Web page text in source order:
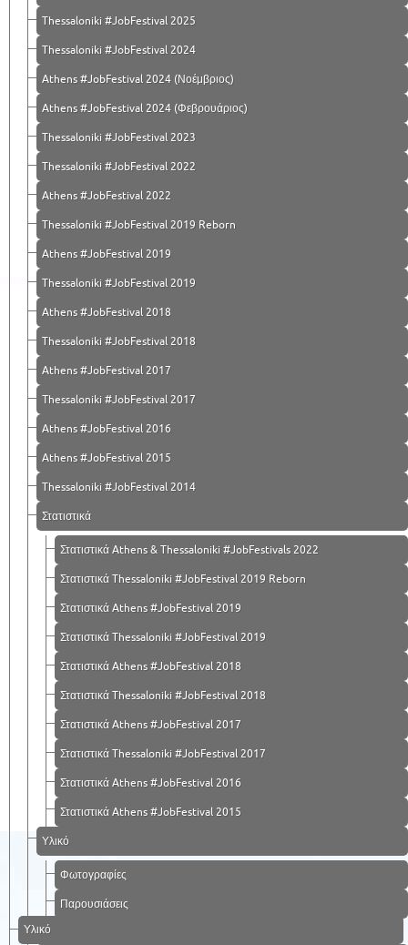
Thessaloniki #JobFestival 2025
Thessaloniki #JobFestival 2024
Athens #JobFestival 2024 (Νοέμβριος)
Athens #JobFestival 2024 (Φεβρουάριος)
Thessaloniki #JobFestival 2023
Thessaloniki #JobFestival 2022
Athens #JobFestival 2022
Thessaloniki #JobFestival 2019 Reborn
Athens #JobFestival 2019
Thessaloniki #JobFestival 2019
Athens #JobFestival 2018
Thessaloniki #JobFestival 2018
Athens #JobFestival 2017
Τhessaloniki #JobFestival 2017
Athens #JobFestival 2016
Athens #JobFestival 2015
Thessaloniki #JobFestival 2014
Στατιστικά
Στατιστικά Athens & Thessaloniki #JobFestivals 2022
Στατιστικά Thessaloniki #JobFestival 2019 Reborn
Στατιστικά Athens #JobFestival 2019
Στατιστικά Thessaloniki #JobFestival 2019
Στατιστικά Athens #JobFestival 2018
Στατιστικά Thessaloniki #JobFestival 2018
Στατιστικά Athens #JobFestival 2017
Στατιστικά Thessaloniki #JobFestival 2017
Στατιστικά Athens #JobFestival 2016
Στατιστικά Athens #JobFestival 2015
Υλικό
Φωτογραφίες
Παρουσιάσεις
Υλικό